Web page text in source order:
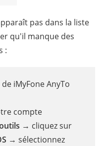
pas dans la liste
qu'il manque des
:
iMyFone AnyTo
compte
→ cliquez sur
→ sélectionnez